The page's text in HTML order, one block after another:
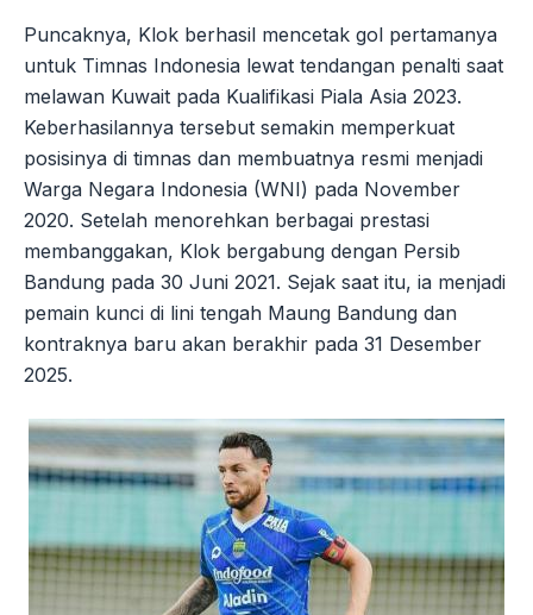
Puncaknya, Klok berhasil mencetak gol pertamanya
untuk Timnas Indonesia lewat tendangan penalti saat
melawan Kuwait pada Kualifikasi Piala Asia 2023.
Keberhasilannya tersebut semakin memperkuat
posisinya di timnas dan membuatnya resmi menjadi
Warga Negara Indonesia (WNI) pada November
2020. Setelah menorehkan berbagai prestasi
membanggakan, Klok bergabung dengan Persib
Bandung pada 30 Juni 2021. Sejak saat itu, ia menjadi
pemain kunci di lini tengah Maung Bandung dan
kontraknya baru akan berakhir pada 31 Desember
2025.